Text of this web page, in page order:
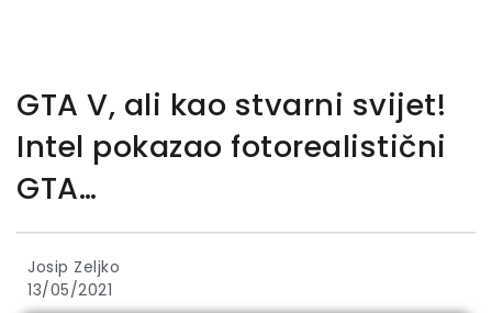
GTA V, ali kao stvarni svijet!
Intel pokazao fotorealistični
GTA…
Josip Zeljko
13/05/2021